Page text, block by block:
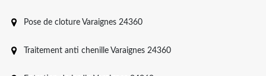
Pose de cloture Varaignes 24360
Traitement anti chenille Varaignes 24360